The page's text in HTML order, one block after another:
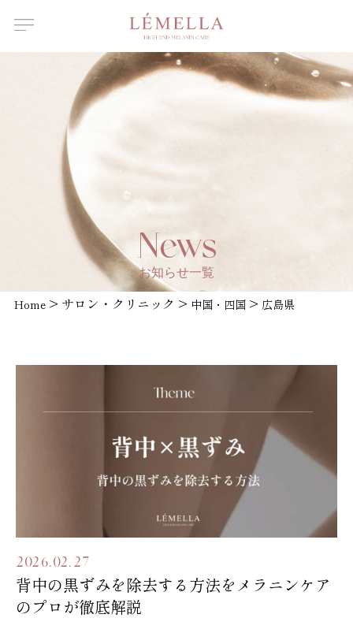
About Us
ルメラについて
Features
ルメラの特徴
Introductory
course
ルメラ導入講習について
Certified
Instructor
認定講師一覧
Salons /
Clinics
News
お知らせ
News
お知らせ一覧
Home > サロン・クリニック > 中国・四国 > 広島県
2026.02.27
背中の黒ずみを除去する方法をメラニンケア
のプロが徹底解説